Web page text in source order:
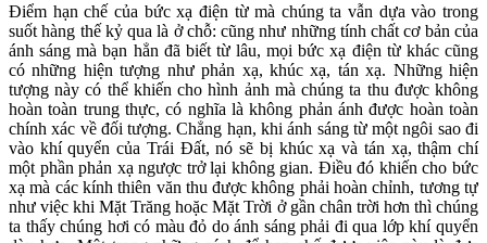
Điểm hạn chế của bức xạ điện từ mà chúng ta vẫn dựa vào trong
suốt hàng thế kỷ qua là ở chỗ: cũng như những tính chất cơ bản của
ánh sáng mà bạn hẳn đã biết từ lâu, mọi bức xạ điện từ khác cũng
có những hiện tượng như phản xạ, khúc xạ, tán xạ. Những hiện
tượng này có thể khiến cho hình ảnh mà chúng ta thu được không
hoàn toàn trung thực, có nghĩa là không phản ánh được hoàn toàn
chính xác về đối tượng. Chẳng hạn, khi ánh sáng từ một ngôi sao đi
vào khí quyển của Trái Đất, nó sẽ bị khúc xạ và tán xạ, thậm chí
một phần phản xạ ngược trở lại không gian. Điều đó khiến cho bức
xạ mà các kính thiên văn thu được không phải hoàn chỉnh, tương tự
như việc khi Mặt Trăng hoặc Mặt Trời ở gần chân trời hơn thì chúng
ta thấy chúng hơi có màu đỏ do ánh sáng phải đi qua lớp khí quyển